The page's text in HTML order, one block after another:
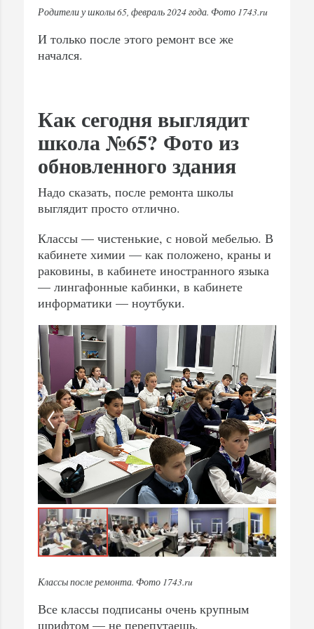
Родители у школы 65, февраль 2024 года. Фото 1743.ru
И только после этого ремонт все же
начался.
Как сегодня выглядит
школа №65? Фото из
обновленного здания
Надо сказать, после ремонта школы
выглядит просто отлично.
Классы — чистенькие, с новой мебелью. В
кабинете химии — как положено, краны и
раковины, в кабинете иностранного языка
— лингафонные кабинки, в кабинете
информатики — ноутбуки.
Классы после ремонта. Фото 1743.ru
Все классы подписаны очень крупным
шрифтом — не перепутаешь.